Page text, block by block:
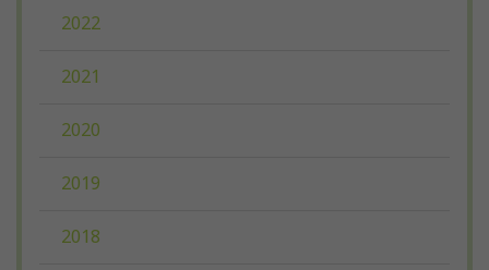
2022
2021
2020
2019
2018